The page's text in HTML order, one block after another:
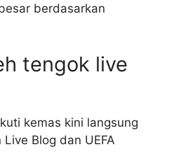
berdasarkan
tengok live
kemas kini langsung
Blog dan UEFA